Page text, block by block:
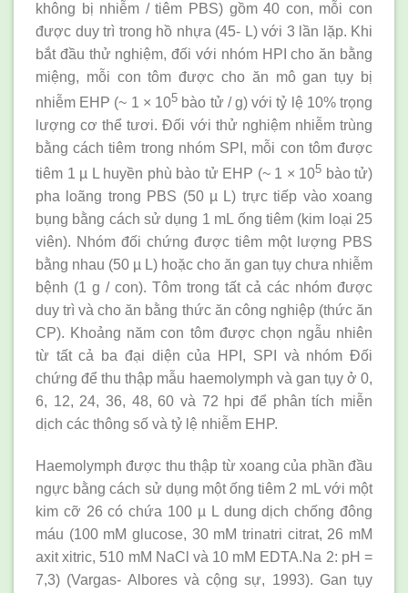
không bị nhiễm / tiêm PBS) gồm 40 con, mỗi con
được duy trì trong hồ nhựa (45- L) với 3 lần lặp. Khi
bắt đầu thử nghiệm, đối với nhóm HPI cho ăn bằng
miệng, mỗi con tôm được cho ăn mô gan tụy bị
nhiễm EHP (~ 1 × 105 bào tử / g) với tỷ lệ 10% trọng
lượng cơ thể tươi. Đối với thử nghiệm nhiễm trùng
bằng cách tiêm trong nhóm SPI, mỗi con tôm được
tiêm 1 µ L huyền phù bào tử EHP (~ 1 × 105 bào tử)
pha loãng trong PBS (50 µ L) trực tiếp vào xoang
bụng bằng cách sử dụng 1 mL ống tiêm (kim loại 25
viên). Nhóm đối chứng được tiêm một lượng PBS
bằng nhau (50 µ L) hoặc cho ăn gan tụy chưa nhiễm
bệnh (1 g / con). Tôm trong tất cả các nhóm được
duy trì và cho ăn bằng thức ăn công nghiệp (thức ăn
CP). Khoảng năm con tôm được chọn ngẫu nhiên
từ tất cả ba đại diện của HPI, SPI và nhóm Đối
chứng để thu thập mẫu haemolymph và gan tụy ở 0,
6, 12, 24, 36, 48, 60 và 72 hpi để phân tích miễn
dịch các thông số và tỷ lệ nhiễm EHP.
Haemolymph được thu thập từ xoang của phần đầu
ngực bằng cách sử dụng một ống tiêm 2 mL với một
kim cỡ 26 có chứa 100 µ L dung dịch chống đông
máu (100 mM glucose, 30 mM trinatri citrat, 26 mM
axit xitric, 510 mM NaCl và 10 mM EDTA.Na 2: pH =
7,3) (Vargas- Albores và cộng sự, 1993). Gan tụy